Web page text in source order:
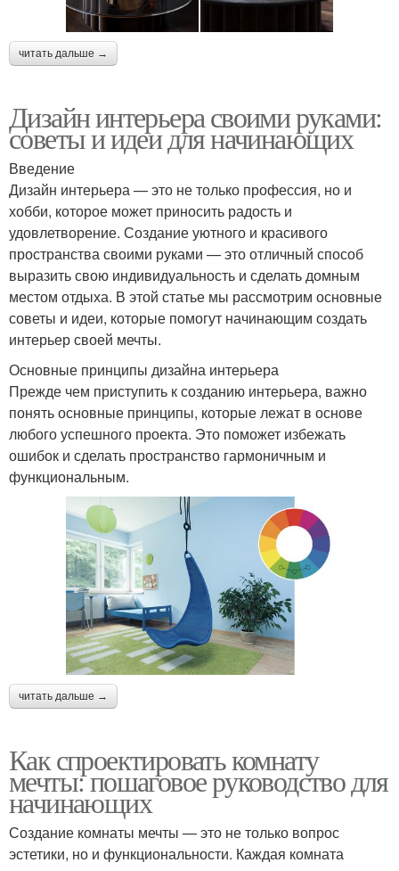
читать дальше →
Дизайн интерьера своими руками:
советы и идеи для начинающих
Введение
Дизайн интерьера — это не только профессия, но и
хобби, которое может приносить радость и
удовлетворение. Создание уютного и красивого
пространства своими руками — это отличный способ
выразить свою индивидуальность и сделать домным
местом отдыха. В этой статье мы рассмотрим основные
советы и идеи, которые помогут начинающим создать
интерьер своей мечты.
Основные принципы дизайна интерьера
Прежде чем приступить к созданию интерьера, важно
понять основные принципы, которые лежат в основе
любого успешного проекта. Это поможет избежать
ошибок и сделать пространство гармоничным и
функциональным.
читать дальше →
Как спроектировать комнату
мечты: пошаговое руководство для
начинающих
Создание комнаты мечты — это не только вопрос
эстетики, но и функциональности. Каждая комната